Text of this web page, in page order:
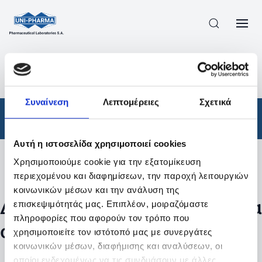
Συναίνεση Λεπτομέρειες Σχετικά
Αυτή η ιστοσελίδα χρησιμοποιεί cookies
Χρησιμοποιούμε cookie για την εξατομίκευση
περιεχομένου και διαφημίσεων, την παροχή λειτουργιών
κοινωνικών μέσων και την ανάλυση της
επισκεψιμότητάς μας. Επιπλέον, μοιραζόμαστε
πληροφορίες που αφορούν τον τρόπο που
χρησιμοποιείτε τον ιστότοπό μας με συνεργάτες
κοινωνικών μέσων, διαφήμισης και αναλύσεων, οι
οποίοι ενδεχομένως να τις συνδυάσουν με άλλες
ΠΡΟΪΟΝΤΑ
ΑΠΟΤΕΛΕΣΜΑΤΑ ΑΝΑΖΗΤΗΣΗΣ
Φάρμακα
Φίλτρα
Δεν βρέθηκαν προϊόντα με τα
συγκεκριμένα φίλτρα